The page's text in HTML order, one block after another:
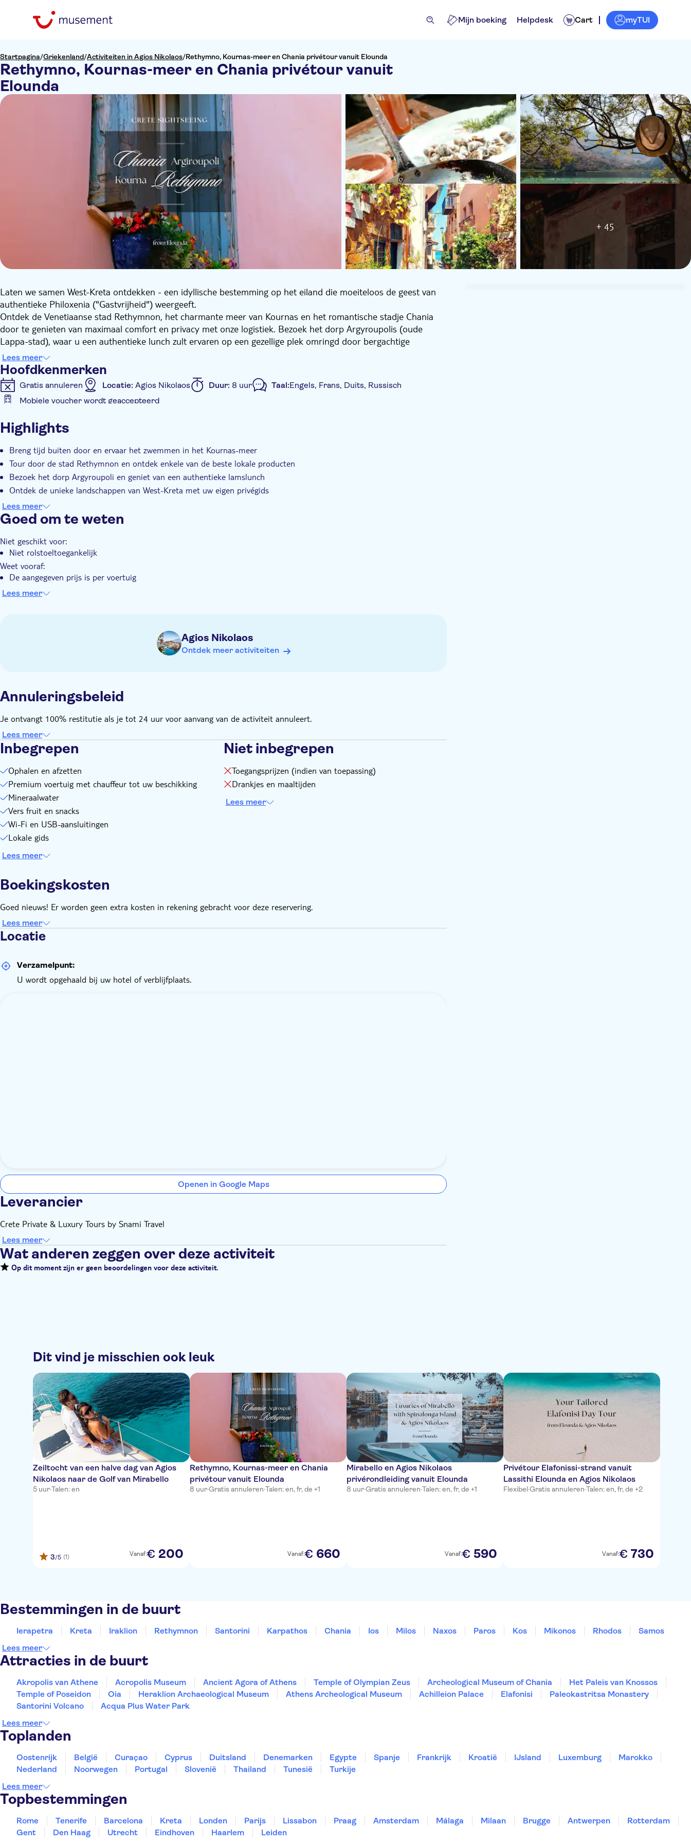
Mijn boeking Helpdesk Cart myTUI
Startpagina/Griekenland/Activiteiten in Agios Nikolaos/Rethymno, Kournas-meer en Chania privétour vanuit Elounda
Rethymno, Kournas-meer en Chania privétour vanuit
Elounda
+ 45
Laten we samen West-Kreta ontdekken - een idyllische bestemming op het eiland die moeiteloos de geest van
authentieke Philoxenia ("Gastvrijheid") weergeeft.
Ontdek de Venetiaanse stad Rethymnon, het charmante meer van Kournas en het romantische stadje Chania
door te genieten van maximaal comfort en privacy met onze logistiek. Bezoek het dorp Argyroupolis (oude
Lappa-stad), waar u een authentieke lunch zult ervaren op een gezellige plek omringd door bergachtige
watervallen, de geur van lekker gegrild lamsvlees aan het spit (Kretenzische Antikristo) en vriendelijke bevolking.
Last but not least krijgt u de kans op een unieke zelfgemaakte wijnproeverij aan het Kournas-meer. Bereid je
voor om al je zintuigen te prikkelen!
Kies tussen:
Optie 1: auto voor maximaal 3 personen
Optie 3: premium minivan voor maximaal 6 personen
Optie 4: premium minibus tot 9 personen
Optie 5: premium minibus tot 15 personen
Lees meer
Hoofdkenmerken
Gratis annuleren Locatie: Agios Nikolaos Duur: 8 uur Taal:Engels, Frans, Duits, Russisch
Mobiele voucher wordt geaccepteerd
Instant confirmation
Highlights
Breng tijd buiten door en ervaar het zwemmen in het Kournas-meer
Tour door de stad Rethymnon en ontdek enkele van de beste lokale producten
Bezoek het dorp Argyroupoli en geniet van een authentieke lamslunch
Ontdek de unieke landschappen van West-Kreta met uw eigen privégids
Ga door de Venetiaanse straatmarkten van Chania en koop lokale artikelen
Lees meer
Goed om te weten
Niet geschikt voor:
Niet rolstoeltoegankelijk
Weet vooraf:
De aangegeven prijs is per voertuig
Kinderzitjes beschikbaar
Lees meer
Agios Nikolaos
Ontdek meer activiteiten
Annuleringsbeleid
Je ontvangt 100% restitutie als je tot 24 uur voor aanvang van de activiteit annuleert.
Lees meer
Inbegrepen
Ophalen en afzetten
Premium voertuig met chauffeur tot uw beschikking
Mineraalwater
Vers fruit en snacks
Wi-Fi en USB-aansluitingen
Lokale gids
Lees meer
Niet inbegrepen
Toegangsprijzen (indien van toepassing)
Drankjes en maaltijden
Lees meer
Boekingskosten
Goed nieuws! Er worden geen extra kosten in rekening gebracht voor deze reservering.
Lees meer
Locatie
Verzamelpunt:
U wordt opgehaald bij uw hotel of verblijfplaats.
Openen in Google Maps
Leverancier
Crete Private & Luxury Tours by Snami Travel
Lees meer
Wat anderen zeggen over deze activiteit
Op dit moment zijn er geen beoordelingen voor deze activiteit.
Dit vind je misschien ook leuk
Zeiltocht van een halve dag van Agios
Nikolaos naar de Golf van Mirabello
5 uur·Talen: en
3/5 (1) Vanaf:€ 200
Rethymno, Kournas-meer en Chania
privétour vanuit Elounda
8 uur·Gratis annuleren·Talen: en, fr, de +1
Vanaf:€ 660
Mirabello en Agios Nikolaos
privérondleiding vanuit Elounda
8 uur·Gratis annuleren·Talen: en, fr, de +1
Vanaf:€ 590
Privétour Elafonissi-strand vanuit
Lassithi Elounda en Agios Nikolaos
Flexibel·Gratis annuleren·Talen: en, fr, de +2
Vanaf:€ 730
Bestemmingen in de buurt
Ierapetra Kreta Iraklion Rethymnon Santorini Karpathos Chania Ios Milos Naxos Paros Kos Mikonos Rhodos
Samos
Lees meer
Attracties in de buurt
Akropolis van Athene Acropolis Museum Ancient Agora of Athens Temple of Olympian Zeus Archeological Museum of Chania
Het Paleis van Knossos
Temple of Poseidon
Oia Heraklion Archaeological Museum Athens Archeological Museum Achilleion Palace Elafonisi
Paleokastritsa Monastery
Santorini Volcano
Acqua Plus Water Park
Lees meer
Toplanden
Oostenrijk België Curaçao Cyprus Duitsland Denemarken Egypte Spanje Frankrijk Kroatië IJsland Luxemburg
Marokko
Nederland
Noorwegen Portugal Slovenië Thailand Tunesië
Turkije
Lees meer
Topbestemmingen
Rome Tenerife Barcelona Kreta Londen Parijs Lissabon Praag Amsterdam Málaga Milaan Brugge Antwerpen
Rotterdam
Gent
Den Haag Utrecht Eindhoven Haarlem Leiden